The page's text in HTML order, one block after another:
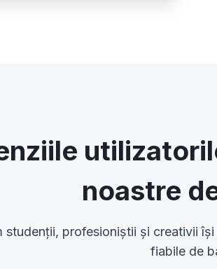
noastre
studenții, profesioniștii și creativii
fiabile de